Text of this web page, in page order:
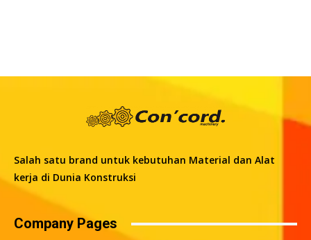
Salah satu brand untuk kebutuhan Material dan Alat
kerja di Dunia Konstruksi
Company Pages